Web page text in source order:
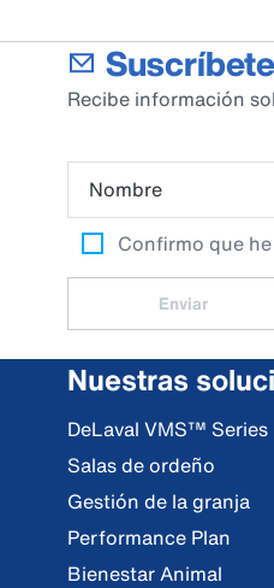
Recibe información
Nombre
Confirmo que
Enviar
Nuestras
DeLaval VMS™ Series
Salas de ordeño
Gestión de la granja
Performance Plan
Bienestar Animal